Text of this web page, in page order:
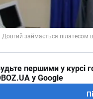
першими у курсі
у Google